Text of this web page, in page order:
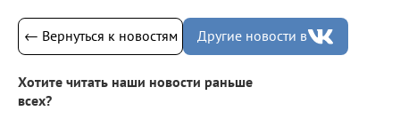
← Вернуться к новостям Другие новости в
Хотите читать наши новости раньше
всех?